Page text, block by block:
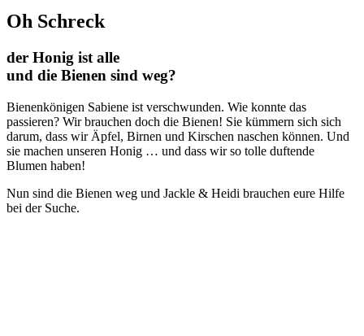
Oh Schreck
der Honig ist alle
und die Bienen sind weg?
Bienenkönigen Sabiene ist verschwunden. Wie konnte das
passieren? Wir brauchen doch die Bienen! Sie kümmern sich sich
darum, dass wir Äpfel, Birnen und Kirschen naschen können. Und
sie machen unseren Honig … und dass wir so tolle duftende
Blumen haben!
Nun sind die Bienen weg und Jackle & Heidi brauchen eure Hilfe
bei der Suche.